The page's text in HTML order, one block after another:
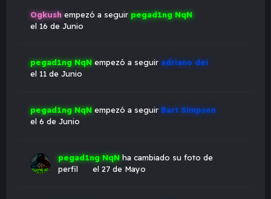
Ogkush empezó a seguirpegad1ng NqN
el 16 de Junio
pegad1ng NqN empezó a seguir adriano dei
el 11 de Junio
pegad1ng NqN empezó a seguir Bart Simpson
el 6 de Junio
pegad1ng NqN ha cambiado su foto de
perfil
el 27 de Mayo